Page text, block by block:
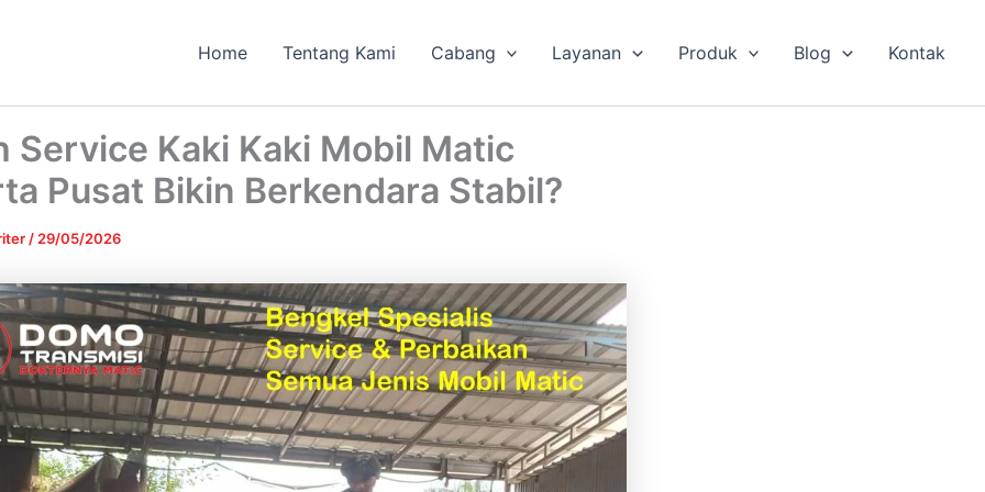
Home Tentang Kami Cabang Layanan Produk Blog Kontak
Service Kaki Kaki Mobil Matic
Pusat Bikin Berkendara Stabil?
/ 29/05/2026